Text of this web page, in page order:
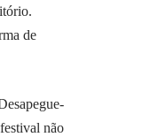
de
não